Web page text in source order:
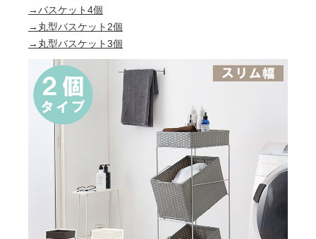
→バスケット4個
→丸型バスケット2個
→丸型バスケット3個